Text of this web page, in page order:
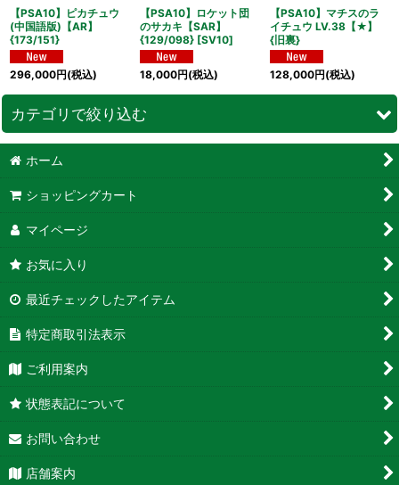
【PSA10】ピカチュウ
(中国語版)【AR】
{173/151}
296,000円(税込)
【PSA10】ロケット団
のサカキ【SAR】
{129/098} [SV10]
18,000円(税込)
【PSA10】マチスのラ
イチュウ LV.38【★】
{旧裏}
128,000円(税込)
カテゴリで絞り込む
ポケモン (全商品)
ＢＯＸ
鑑定品
ホーム
ショッピングカート
マイページ
お気に入り
最近チェックしたアイテム
特定商取引法表示
ご利用案内
状態表記について
お問い合わせ
店舗案内